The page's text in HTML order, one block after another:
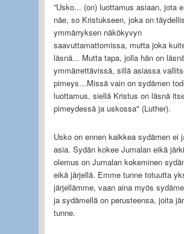
”Usko... (on) luottamus asiaan, jota
näe, so Kristukseen, joka on
ymmärryksen näkökyvyn
saavuttamattomissa, mutta joka
läsnä... Mutta tapa, jolla hän on
ymmärrettävissä, sillä asiassa
pimeys…Missä vain on sydämen
luottamus, siellä Kristus on läsnä
pimeydessä ja uskossa" (Luther).
Usko on ennen kaikkea sydämen ei
asia. Sydän kokee Jumalan eikä
olemus on Jumalan kokeminen
eikä järjellä. Emme tunne totuutta
järjellämme, vaan aina myös
ja sydämellä on perusteensa, joita
tunne.